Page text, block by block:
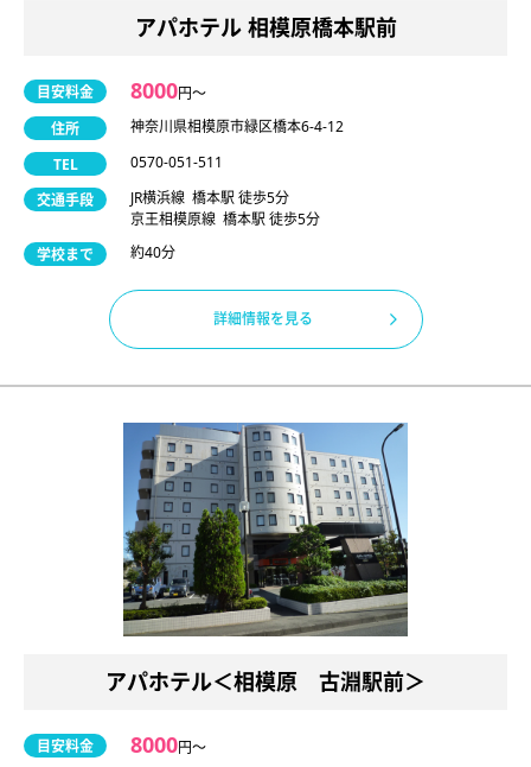
アパホテル 相模原橋本駅前
目安料金 8000円〜
住所
神奈川県相模原市緑区橋本6-4-12
TEL
0570-051-511
交通手段
JR横浜線 橋本駅 徒歩5分
京王相模原線 橋本駅 徒歩5分
学校まで
約40分
詳細情報を見る
アパホテル＜相模原 古淵駅前＞
目安料金 8000円〜